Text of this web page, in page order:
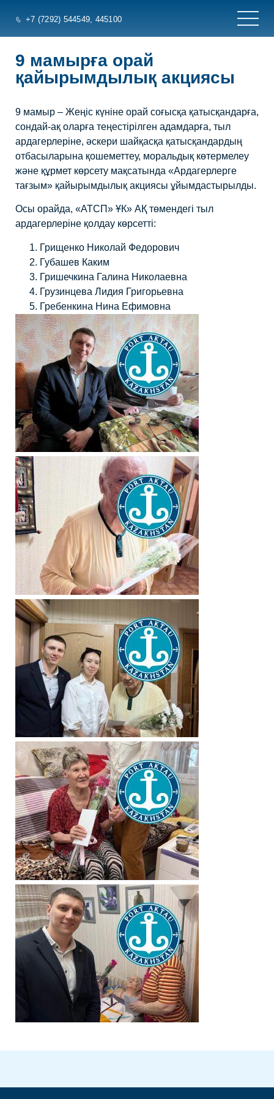
+7 (7292) 544549, 445100
9 мамырға орай
қайырымдылық акциясы
9 мамыр – Жеңіс күніне орай соғысқа қатысқандарға,
сондай-ақ оларға теңестірілген адамдарға, тыл
ардагерлеріне, әскери шайқасқа қатысқандардың
отбасыларына қошеметтеу, моральдық көтермелеу
және құрмет көрсету мақсатында «Ардагерлерге
тағзым» қайырымдылық акциясы ұйымдастырылды.
Осы орайда, «АТСП» ҰК» АҚ төмендегі тыл
ардагерлеріне қолдау көрсетті:
Грищенко Николай Федорович
Губашев Каким
Гришечкина Галина Николаевна
Грузинцева Лидия Григорьевна
Гребенкина Нина Ефимовна